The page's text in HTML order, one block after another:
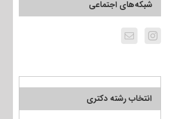
شبکه‌های اجتماعی
انتخاب رشته دکتری